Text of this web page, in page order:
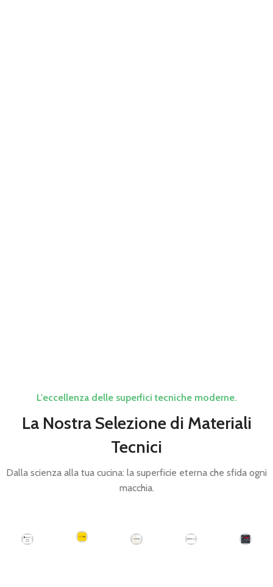
L'eccellenza delle superfici tecniche moderne.
La Nostra Selezione di Materiali
Tecnici
Dalla scienza alla tua cucina: la superficie eterna che sfida ogni
macchia.